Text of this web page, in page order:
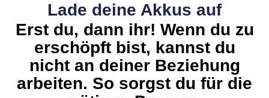
Lade deine Akkus auf
Erst du, dann ihr! Wenn du zu
erschöpft bist, kannst du
nicht an deiner Beziehung
arbeiten. So sorgst du für die